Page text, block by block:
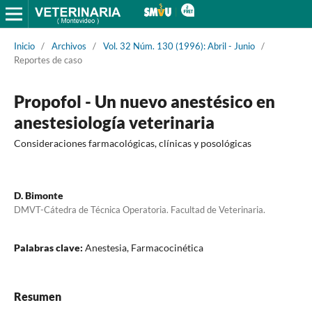
Inicio / Archivos / Vol. 32 Núm. 130 (1996): Abril - Junio /
Reportes de caso
Propofol - Un nuevo anestésico en
anestesiología veterinaria
Consideraciones farmacológicas, clínicas y posológicas
D. Bimonte
DMVT-Cátedra de Técnica Operatoria. Facultad de Veterinaria.
Palabras clave: Anestesia, Farmacocinética
Resumen